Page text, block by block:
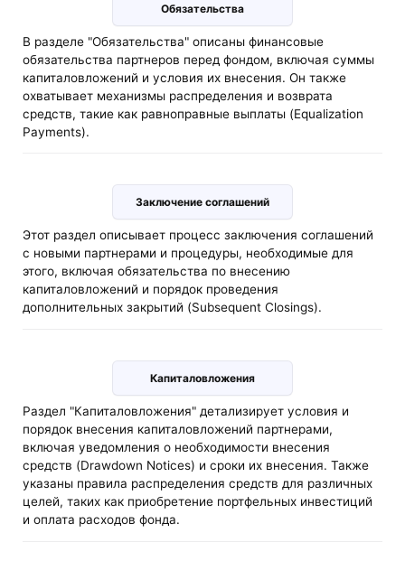
Обязательства
В разделе "Обязательства" описаны финансовые
обязательства партнеров перед фондом, включая суммы
капиталовложений и условия их внесения. Он также
охватывает механизмы распределения и возврата
средств, такие как равноправные выплаты (Equalization
Payments).
Заключение соглашений
Этот раздел описывает процесс заключения соглашений
с новыми партнерами и процедуры, необходимые для
этого, включая обязательства по внесению
капиталовложений и порядок проведения
дополнительных закрытий (Subsequent Closings).
Капиталовложения
Раздел "Капиталовложения" детализирует условия и
порядок внесения капиталовложений партнерами,
включая уведомления о необходимости внесения
средств (Drawdown Notices) и сроки их внесения. Также
указаны правила распределения средств для различных
целей, таких как приобретение портфельных инвестиций
и оплата расходов фонда.